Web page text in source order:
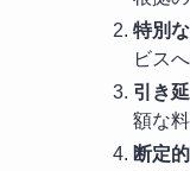
特別
ビス
引き
額な
断定